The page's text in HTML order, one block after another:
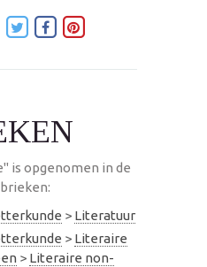
is opgenomen in de
> Literatuur
> Literaire
> Literaire non-